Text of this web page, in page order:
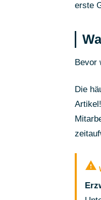
erste
Bevor
Die
warning